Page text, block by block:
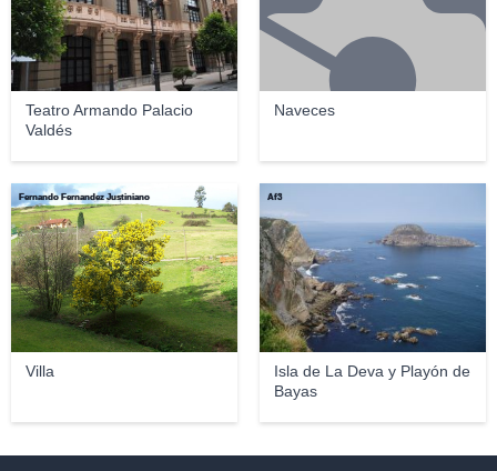
Teatro Armando Palacio
Valdés
Naveces
Villa
Fernando Fernandez Justiniano
Isla de La Deva y Playón de
Bayas
Af3